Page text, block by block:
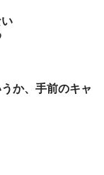
か、手前のキャ